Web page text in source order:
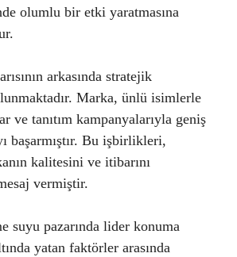
olumlu bir etki yaratmasına
arkasında stratejik
Marka, ünlü isimlerle
ve tanıtım kampanyalarıyla geniş
başarmıştır. Bu işbirlikleri,
kalitesini ve itibarını
vermiştir.
suyu pazarında lider konuma
yatan faktörler arasında